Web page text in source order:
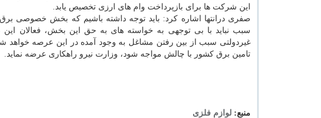
این شركت ها برای بازپرداخت وام های ارزی تخصیص یابد.
صفری درانتها اشاره كرد: باید توجه داشته باشیم كه بخش خصوصی
سبب نباید با بی توجهی به خواسته های به حق این بخش، فعالان این
غیردولتی سبب از بین رفتن مشاغل به وجود آمده در این عرصه خواهد
تامین برق كشور با چالش مواجه شود، وزارت نیرو راهكاری عرضه نماید.
منبع: لوازم فلزی